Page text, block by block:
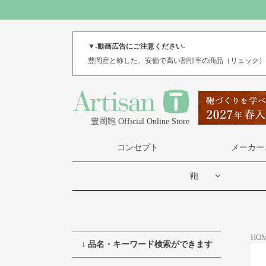
▼-動画広告にご注意ください-
豊岡産と称した、安価で高い割引率の商品（リュック
豊岡鞄 Official Online Store
コンセプト メーカ
鞄
↓ 品名・キーワード検索ができます